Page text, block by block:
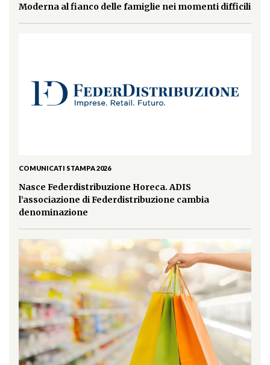
Moderna al fianco delle famiglie nei momenti difficili
COMUNICATI STAMPA 2026
Nasce Federdistribuzione Horeca. ADIS
l’associazione di Federdistribuzione cambia
denominazione